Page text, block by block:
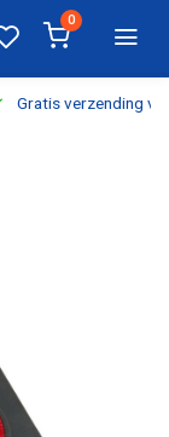
0
Gratis verzending